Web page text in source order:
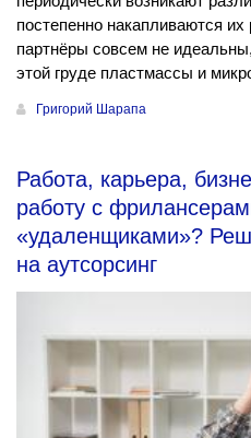
постепенно накапливаются
партнёры совсем не
этой груде пластмассы и
Григорий Шарапа
Работа, карьера,
работу с
«удаленщиками»?
на аутсорсинг